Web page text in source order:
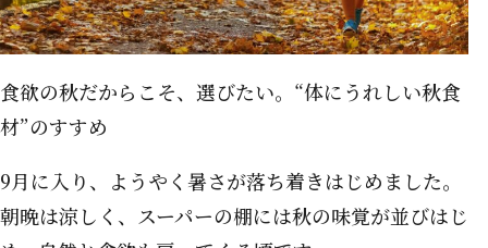
食欲の秋だからこそ、選びたい。“体にうれしい秋食
材”のすすめ
9月に入り、ようやく暑さが落ち着きはじめました。
朝晩は涼しく、スーパーの棚には秋の味覚が並びはじ